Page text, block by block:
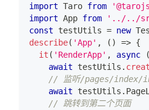
import Taro from
import App from
'../../
const testUtils = new
describe( 'App' , ( ) => {
it ( 'RenderApp' , async (
await testUtils .
// 监听/pages/index/
await testUtils .
// 跳转到第二个页面